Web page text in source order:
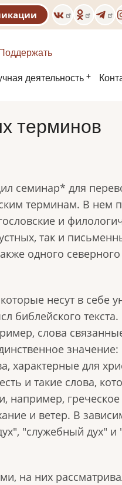
деятельность
терминов
семинар* для
терминам. В нем
и
так и
одного
несут в себе
библейского
слова
значение:
характерные для
и такие слова,
например,
и ветер. В
"служебный дух"
на них